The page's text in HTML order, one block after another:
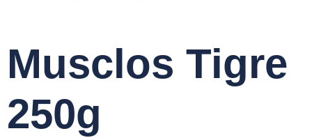
Musclos Tigre
250g